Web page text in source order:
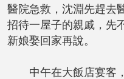
醫院急救，沈淵先趕去
招待一屋子的親戚，先
新娘娶回家再說。
中午在大飯店宴客，